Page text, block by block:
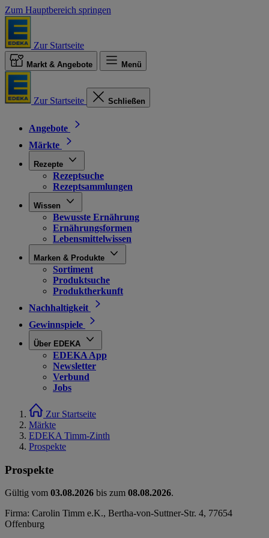
Zum Hauptbereich springen
Zur Startseite
Markt & Angebote Menü
Zur Startseite Schließen
Angebote
Märkte
Rezepte
Rezeptsuche
Rezeptsammlungen
Wissen
Bewusste Ernährung
Ernährungsformen
Lebensmittelwissen
Marken & Produkte
Sortiment
Produktsuche
Produktherkunft
Nachhaltigkeit
Gewinnspiele
Über EDEKA
EDEKA App
Newsletter
Verbund
Jobs
Zur Startseite
Märkte
EDEKA Timm-Zinth
Prospekte
Prospekte
Gültig vom 03.08.2026 bis zum 08.08.2026.
Firma: Carolin Timm e.K., Bertha-von-Suttner-Str. 4, 77654
Offenburg